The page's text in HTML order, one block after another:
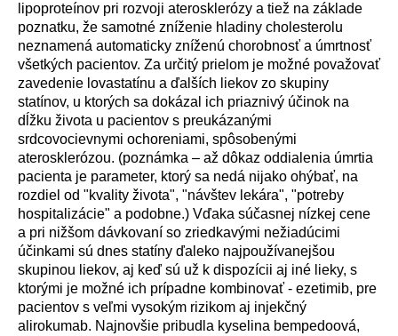
lipoproteínov pri rozvoji aterosklerózy a tiež na základe
poznatku, že samotné zníženie hladiny cholesterolu
neznamená automaticky zníženú chorobnosť a úmrtnosť
všetkých pacientov. Za určitý prielom je možné považovať
zavedenie lovastatínu a ďalších liekov zo skupiny
statínov, u ktorých sa dokázal ich priaznivý účinok na
dĺžku života u pacientov s preukázanými
srdcovocievnymi ochoreniami, spôsobenými
aterosklerózou. (poznámka – až dôkaz oddialenia úmrtia
pacienta je parameter, ktorý sa nedá nijako ohýbať, na
rozdiel od "kvality života", "návštev lekára", "potreby
hospitalizácie" a podobne.) Vďaka súčasnej nízkej cene
a pri nižšom dávkovaní so zriedkavými nežiadúcimi
účinkami sú dnes statíny ďaleko najpoužívanejšou
skupinou liekov, aj keď sú už k dispozícii aj iné lieky, s
ktorými je možné ich prípadne kombinovať - ezetimib, pre
pacientov s veľmi vysokým rizikom aj injekčný
alirokumab. Najnovšie pribudla kyselina bempedoová,